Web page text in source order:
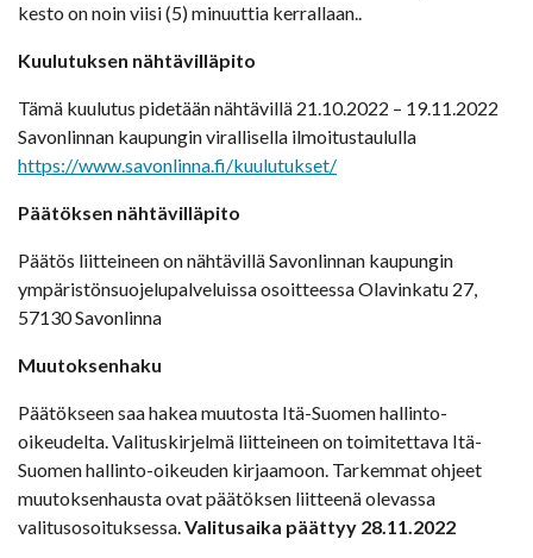
kesto on noin viisi (5) minuuttia kerrallaan..
Kuulutuksen nähtävilläpito
Tämä kuulutus pidetään nähtävillä 21.10.2022 – 19.11.2022
Savonlinnan kaupungin virallisella ilmoitustaululla
https://www.savonlinna.fi/kuulutukset/
Päätöksen nähtävilläpito
Päätös liitteineen on nähtävillä Savonlinnan kaupungin
ympäristönsuojelupalveluissa osoitteessa Olavinkatu 27,
57130 Savonlinna
Muutoksenhaku
Päätökseen saa hakea muutosta Itä-Suomen hallinto-
oikeudelta. Valituskirjelmä liitteineen on toimitettava Itä-
Suomen hallinto-oikeuden kirjaamoon. Tarkemmat ohjeet
muutoksenhausta ovat päätöksen liitteenä olevassa
valitusosoituksessa.Valitusaika päättyy 28.11.2022